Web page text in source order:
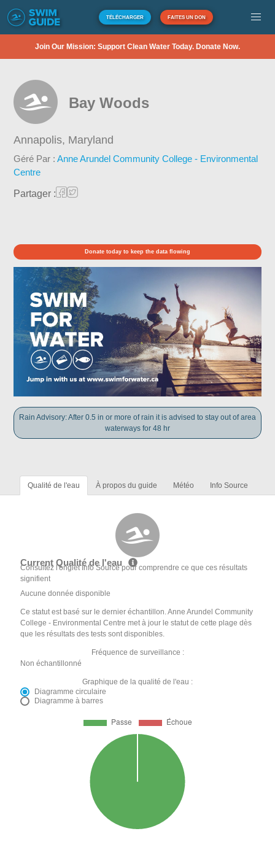
TÉLÉCHARGER FAITES UN DON
Join Our Mission: Support Clean Water Today. Donate Now.
Bay Woods
Annapolis, Maryland
Géré Par :Anne Arundel Community College - Environmental
Centre
Partager :
Donate today to keep the data flowing
Rain Advisory: After 0.5 in or more of rain it is advised to stay out of area
waterways for 48 hr
Qualité de l'eau À propos du guide Météo Info Source
Current Qualité de l'eau
Consultez l'onglet Info Source pour comprendre ce que ces résultats
signifient
Aucune donnée disponible
Ce statut est basé sur le dernier échantillon. Anne Arundel Community
College - Environmental Centre met à jour le statut de cette plage dès
que les résultats des tests sont disponibles.
Fréquence de surveillance :
Non échantillonné
Graphique de la qualité de l'eau :
Diagramme circulaire
Diagramme à barres